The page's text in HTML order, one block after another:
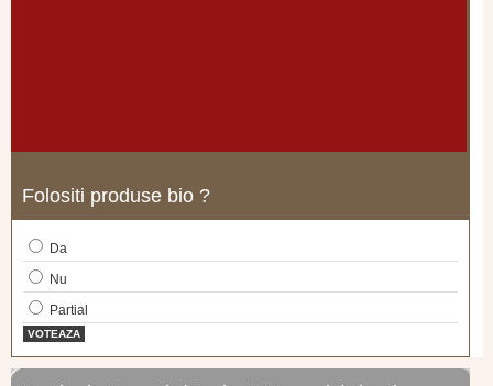
Folositi produse bio ?
Da
Nu
Partial
VOTEAZA